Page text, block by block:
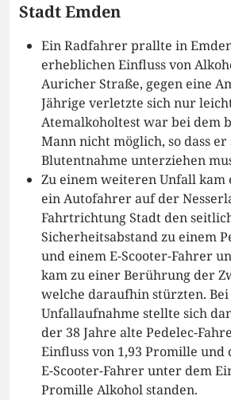
Stadt Emden
Ein Radfahrer prallte in
erheblichen Einfluss von
Auricher Straße, gegen eine
Jährige verletzte sich nur
Atemalkoholtest war bei dem
Mann nicht möglich, so dass
Blutentnahme unterziehen
Zu einem weiteren Unfall kam
ein Autofahrer auf der
Fahrtrichtung Stadt den
Sicherheitsabstand zu einem
und einem E-Scooter-Fahrer
kam zu einer Berührung der
welche daraufhin stürzten.
Unfallaufnahme stellte sich
der 38 Jahre alte Pedelec-
Einfluss von 1,93 Promille und
E-Scooter-Fahrer unter dem
Promille Alkohol standen.